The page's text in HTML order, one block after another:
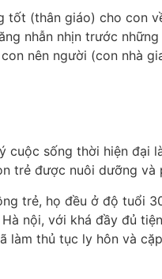
tốt (thân giáo) cho
nhẫn nhịn trước
con nên người (con
sống thời hiện
trẻ được nuôi dưỡng
trẻ, họ đều ở độ tuổi
nội, với khá đầy đủ
làm thủ tục ly hôn và